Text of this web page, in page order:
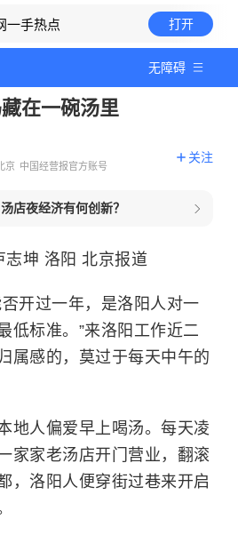
一手热点 打开
无障碍
在一碗汤里
京 中国经营报官方账号
关注
店夜经济有何创新？
志坤 洛阳 北京报道
开过一年，是洛阳人对一
低标准。”来洛阳工作近二
属感的，莫过于每天中午的
地人偏爱早上喝汤。每天凌
家家老汤店开门营业，翻滚
，洛阳人便穿街过巷来开启